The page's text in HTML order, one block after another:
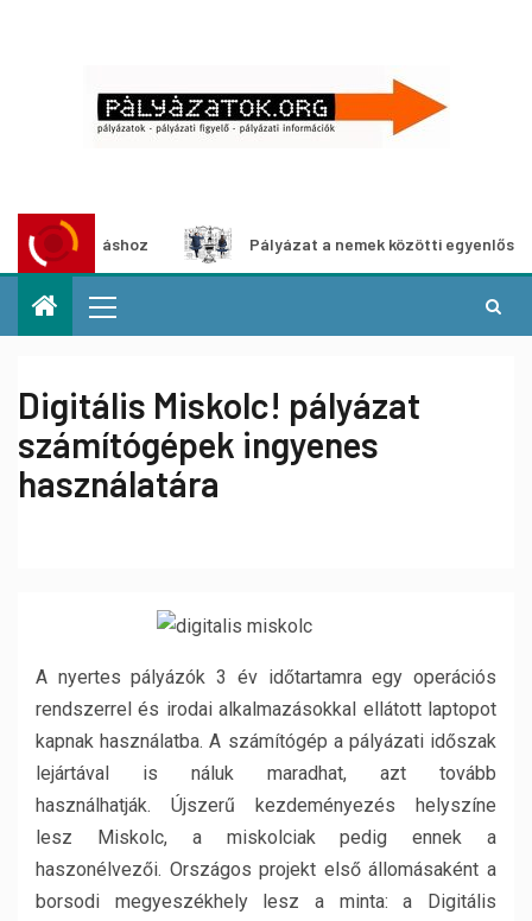
Pályázat a nemek közötti egyenlőség
Digitális Miskolc! pályázat
számítógépek ingyenes
használatára
A nyertes pályázók 3 év időtartamra egy operációs
rendszerrel és irodai alkalmazásokkal ellátott laptopot
kapnak használatba. A számítógép a pályázati időszak
lejártával is náluk maradhat, azt tovább
használhatják. Újszerű kezdeményezés helyszíne
lesz Miskolc, a miskolciak pedig ennek a
haszonélvezői. Országos projekt első állomásaként a
borsodi megyeszékhely lesz a minta: a Digitális